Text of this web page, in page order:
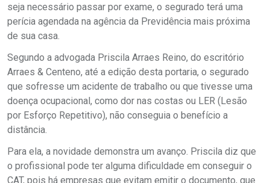
seja necessário passar por exame, o segurado terá uma
perícia agendada na agência da Previdência mais próxima
de sua casa.
Segundo a advogada Priscila Arraes Reino, do escritório
Arraes & Centeno, até a edição desta portaria, o segurado
que sofresse um acidente de trabalho ou que tivesse uma
doença ocupacional, como dor nas costas ou LER (Lesão
por Esforço Repetitivo), não conseguia o benefício a
distância.
Para ela, a novidade demonstra um avanço. Priscila diz que
o profissional pode ter alguma dificuldade em conseguir o
CAT, pois há empresas que evitam emitir o documento, que